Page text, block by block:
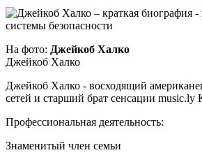
На фото: Джейкоб Халко
Джейкоб Халко
Джейкоб Халко - восходящий
сетей и старший брат сенсации music.ly
Профессиональная деятельность:
Знаменитый член семьи